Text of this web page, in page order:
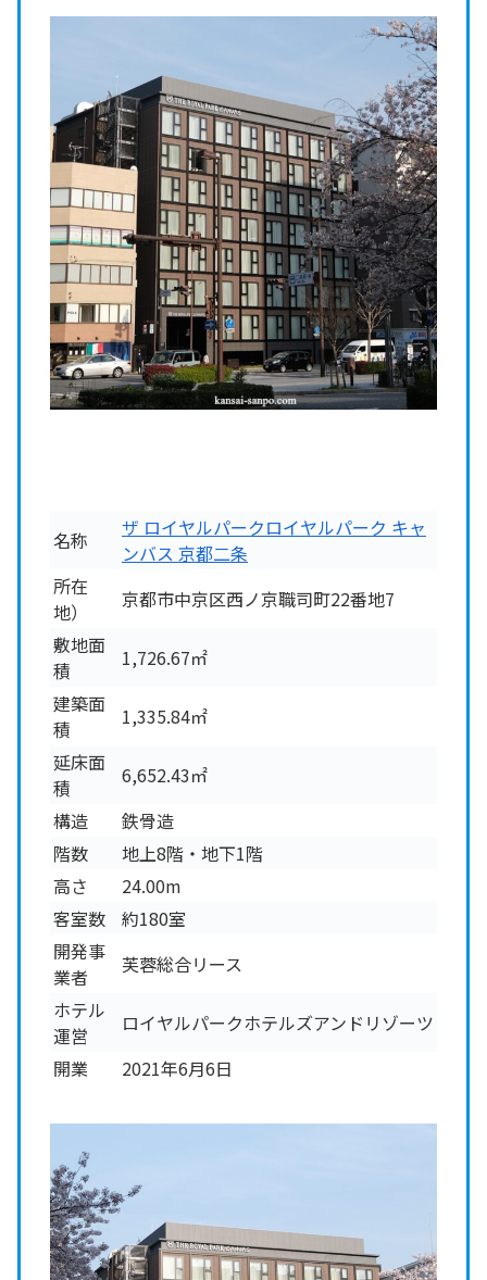
名称
ザ ロイヤルパークロイヤルパーク キャ
ンバス 京都二条
所在
地）
京都市中京区西ノ京職司町22番地7
敷地面
積
1,726.67㎡
建築面
積
1,335.84㎡
延床面
積
6,652.43㎡
構造
鉄骨造
階数
地上8階・地下1階
高さ
24.00m
客室数
約180室
開発事
業者
芙蓉総合リース
ホテル
運営
ロイヤルパークホテルズアンドリゾーツ
開業
2021年6月6日